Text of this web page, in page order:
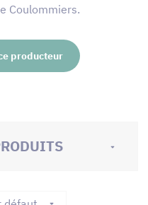
Coulommiers.
producteur